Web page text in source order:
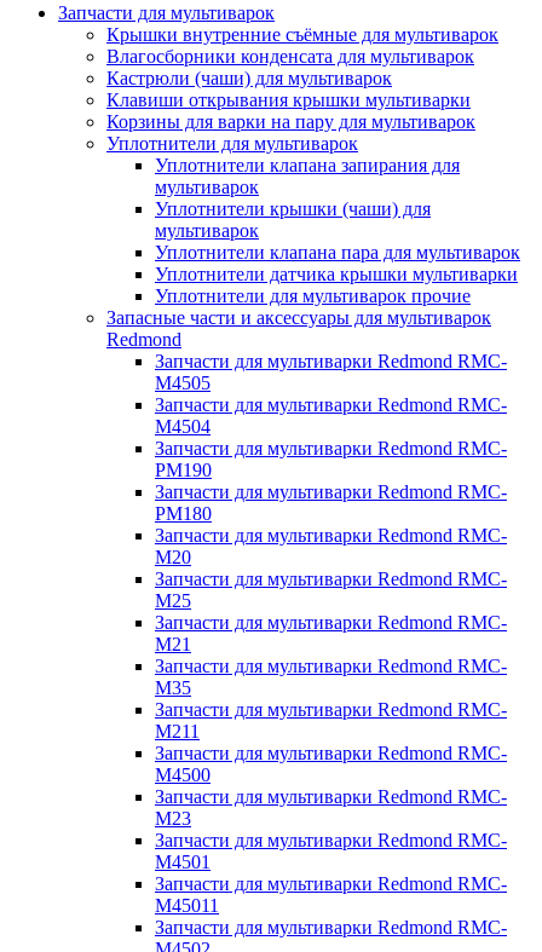
Запчасти для мультиварок
Крышки внутренние съёмные для мультиварок
Влагосборники конденсата для мультиварок
Кастрюли (чаши) для мультиварок
Клавиши открывания крышки мультиварки
Корзины для варки на пару для мультиварок
Уплотнители для мультиварок
Уплотнители клапана запирания для
мультиварок
Уплотнители крышки (чаши) для
мультиварок
Уплотнители клапана пара для мультиварок
Уплотнители датчика крышки мультиварки
Уплотнители для мультиварок прочие
Запасные части и аксессуары для мультиварок
Redmond
Запчасти для мультиварки Redmond RMC-
M4505
Запчасти для мультиварки Redmond RMC-
M4504
Запчасти для мультиварки Redmond RMC-
PM190
Запчасти для мультиварки Redmond RMC-
PM180
Запчасти для мультиварки Redmond RMC-
M20
Запчасти для мультиварки Redmond RMC-
M25
Запчасти для мультиварки Redmond RMC-
M21
Запчасти для мультиварки Redmond RMC-
M35
Запчасти для мультиварки Redmond RMC-
M211
Запчасти для мультиварки Redmond RMC-
M4500
Запчасти для мультиварки Redmond RMC-
M23
Запчасти для мультиварки Redmond RMC-
M4501
Запчасти для мультиварки Redmond RMC-
M45011
Запчасти для мультиварки Redmond RMC-